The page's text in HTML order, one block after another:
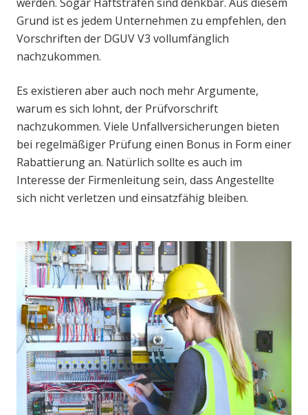
Grund ist es jedem Unternehmen zu empfehlen, den
Vorschriften der DGUV V3 vollumfänglich
nachzukommen.
Es existieren aber auch noch mehr Argumente,
warum es sich lohnt, der Prüfvorschrift
nachzukommen. Viele Unfallversicherungen bieten
bei regelmäßiger Prüfung einen Bonus in Form einer
Rabattierung an. Natürlich sollte es auch im
Interesse der Firmenleitung sein, dass Angestellte
sich nicht verletzen und einsatzfähig bleiben.